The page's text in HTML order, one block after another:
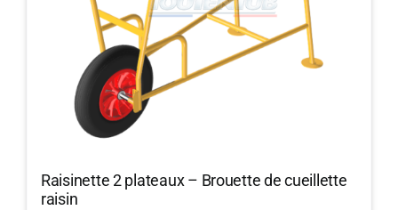
Raisinette 2 plateaux – Brouette de cueillette
raisin